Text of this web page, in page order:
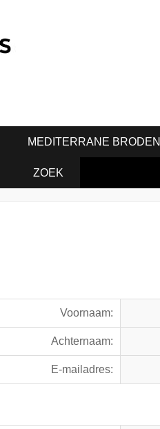
MEDITERRANE BRODEN
ZOEK
Voornaam:
Achternaam:
E-mailadres: